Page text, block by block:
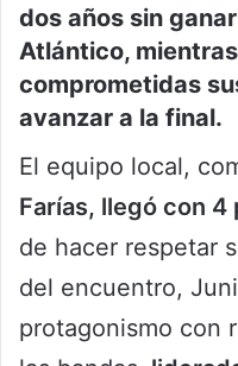
dos años sin
Atlántico,
comprometidas
avanzar a la final.
El equipo local,
Farías, llegó con 4
de hacer respetar
del encuentro,
protagonismo con